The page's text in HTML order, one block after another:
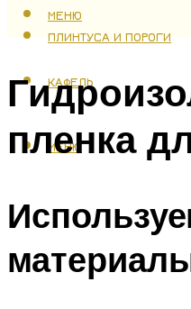
ПЛИНТУСА И ПОРОГИ
КАФЕЛЬ
МЕНЮ
МЕНЮ
пленка